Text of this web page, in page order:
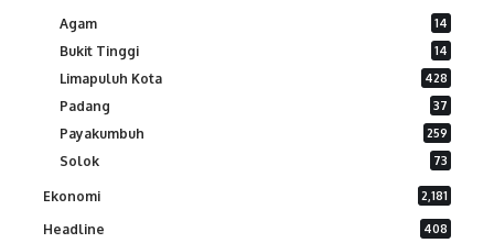
Agam 14
Bukit Tinggi 14
Limapuluh Kota 428
Padang 37
Payakumbuh 259
Solok 73
Ekonomi 2,181
Headline 408